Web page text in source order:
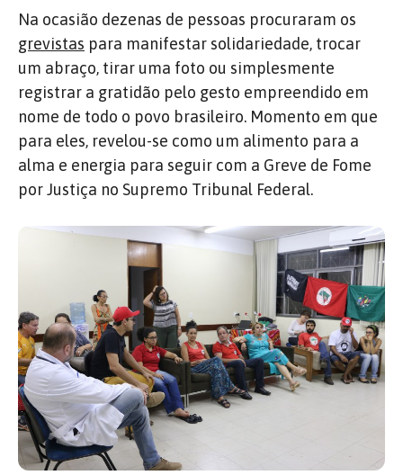
Na ocasião dezenas de pessoas procuraram os
grevistas para manifestar solidariedade, trocar
um abraço, tirar uma foto ou simplesmente
registrar a gratidão pelo gesto empreendido em
nome de todo o povo brasileiro. Momento em que
para eles, revelou-se como um alimento para a
alma e energia para seguir com a Greve de Fome
por Justiça no Supremo Tribunal Federal.